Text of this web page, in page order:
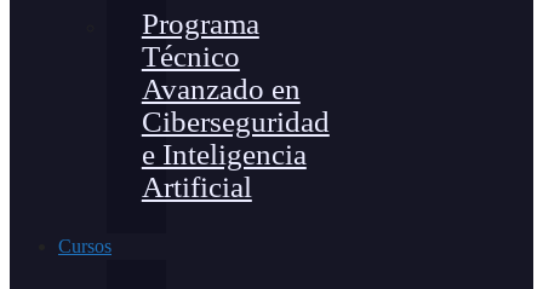
Programa
Técnico
Avanzado en
Ciberseguridad
e Inteligencia
Artificial
Cursos